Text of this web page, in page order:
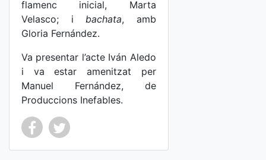
flamenc inicial, Marta
Velasco; ibachata, amb
Gloria Fernández.
Va presentar l’acte Iván Aledo
i va estar amenitzat per
Manuel Fernández, de
Produccions Inefables.
Co Co